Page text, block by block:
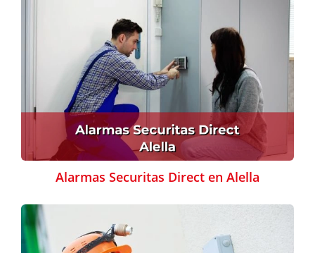
Alarmas Securitas Direct en Alella